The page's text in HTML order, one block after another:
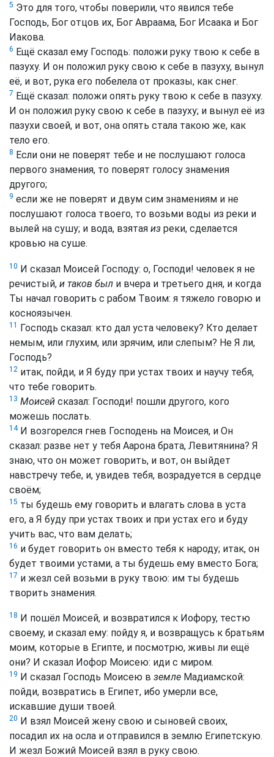
5 Это для того, чтобы поверили, что явился тебе
Господь, Бог отцов их, Бог Авраама, Бог Исаака и Бог
Иакова.
6 Ещё сказал ему Господь: положи руку твою к себе в
пазуху. И он положил руку свою к себе в пазуху, вынул
её, и вот, рука его побелела от проказы, как снег.
7 Ещё сказал: положи опять руку твою к себе в пазуху.
И он положил руку свою к себе в пазуху; и вынул её из
пазухи своей, и вот, она опять стала такою же, как
тело его.
8 Если они не поверят тебе и не послушают голоса
первого знамения, то поверят голосу знамения
другого;
9 если же не поверят и двум сим знамениям и не
послушают голоса твоего, то возьми воды из реки и
вылей на сушу; и вода, взятая из реки, сделается
кровью на суше.
10 И сказал Моисей Господу: о, Господи! человек я не
речистый, и таков был и вчера и третьего дня, и когда
Ты начал говорить с рабом Твоим: я тяжело говорю и
косноязычен.
11 Господь сказал: кто дал уста человеку? Кто делает
немым, или глухим, или зрячим, или слепым? Не Я ли,
Господь?
12 итак, пойди, и Я буду при устах твоих и научу тебя,
что тебе говорить.
13 Моисей сказал: Господи! пошли другого, кого
можешь послать.
14И возгорелся гнев Господень на Моисея, и Он
сказал: разве нет у тебя Аарона брата, Левитянина? Я
знаю, что он может говорить, и вот, он выйдет
навстречу тебе, и, увидев тебя, возрадуется в сердце
своём;
15 ты будешь ему говорить и влагать слова в уста
его, а Я буду при устах твоих и при устах его и буду
учить вас, что вам делать;
16 и будет говорить он вместо тебя к народу; итак, он
будет твоими устами, а ты будешь ему вместо Бога;
17 и жезл сей возьми в руку твою: им ты будешь
творить знамения.
18 И пошёл Моисей, и возвратился к Иофору, тестю
своему, и сказал ему: пойду я, и возвращусь к братьям
моим, которые в Египте, и посмотрю, живы ли ещё
они? И сказал Иофор Моисею: иди с миром.
19 И сказал Господь Моисею в земле Мадиамской:
пойди, возвратись в Египет, ибо умерли все,
искавшие души твоей.
20 И взял Моисей жену свою и сыновей своих,
посадил их на осла и отправился в землю Египетскую.
И жезл Божий Моисей взял в руку свою.